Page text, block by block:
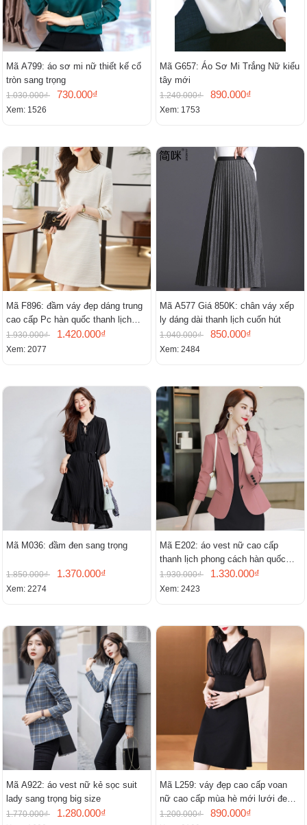
Mã A799: áo sơ mi nữ thiết kế cổ
tròn sang trọng
1.030.000₫ 730.000₫
Xem: 1526
Mã G657: Áo Sơ Mi Trắng Nữ kiểu
tây mới
1.240.000₫ 890.000₫
Xem: 1753
Mã F896: đầm váy đẹp dáng trung
cao cấp Pc hàn quốc thanh lịch
mới
1.930.000₫ 1.420.000₫
Xem: 2077
Mã A577 Giá 850K: chân váy xếp
ly dáng dài thanh lịch cuốn hút
1.040.000₫ 850.000₫
Xem: 2484
Mã M036: đầm đen sang trọng
1.850.000₫ 1.370.000₫
Xem: 2274
Mã E202: áo vest nữ cao cấp
thanh lịch phong cách hàn quốc
mới
1.930.000₫ 1.330.000₫
Xem: 2423
Mã A922: áo vest nữ kẻ sọc suit
lady sang trọng big size
1.770.000₫ 1.280.000₫
Mã L259: váy đẹp cao cấp voan
nữ cao cấp mùa hè mới lưới đen
cao cấp khí chất nhỏ tay ngắn
1.200.000₫ 890.000₫